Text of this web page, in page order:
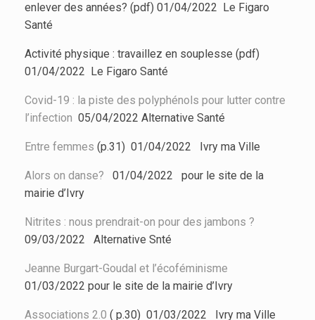
enlever des années? (pdf) 01/04/2022 Le Figaro
Santé
Activité physique : travaillez en souplesse (pdf)
01/04/2022 Le Figaro Santé
Covid-19 : la piste des polyphénols pour lutter contre
l’infection 05/04/2022 Alternative Santé
Entre femmes (p.31) 01/04/2022 Ivry ma Ville
Alors on danse?
01/04/2022 pour le site de la
mairie d’Ivry
Nitrites : nous prendrait-on pour des jambons ?
09/03/2022
Alternative Snté
Jeanne Burgart-Goudal et l’écoféminisme
01/03/2022 pour le site de la mairie d’Ivry
Associations 2.0 ( p.30) 01/03/2022 Ivry ma Ville